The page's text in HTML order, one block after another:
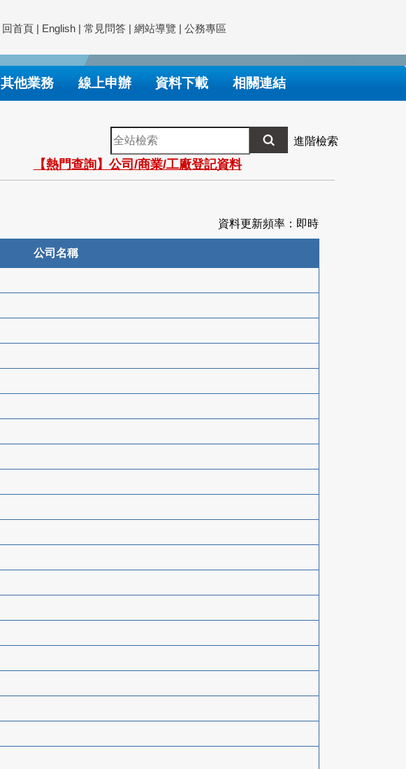
回首頁 | English | 常見問答 | 網站導覽 | 公務專區
其他業務 線上申辦 資料下載 相關連結
全
站
檢
索
進階檢索
【熱門查詢】公司/商業/工廠登記資料
資料更新頻率：即時
公司名稱